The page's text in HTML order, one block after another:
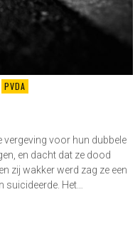
PVDA
vergeving voor hun dubbele
en dacht dat ze dood
zij wakker werd zag ze een
suicideerde. Het…